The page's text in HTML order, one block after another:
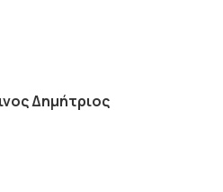
Δημήτριος